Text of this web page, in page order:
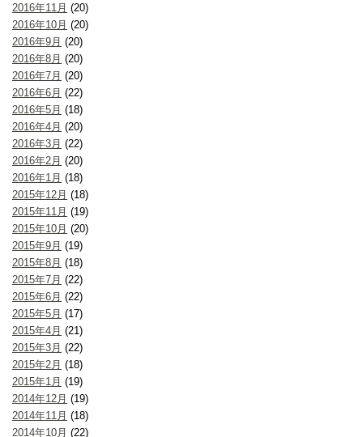
2016年11月 (20)
2016年10月 (20)
2016年9月 (20)
2016年8月 (20)
2016年7月 (20)
2016年6月 (22)
2016年5月 (18)
2016年4月 (20)
2016年3月 (22)
2016年2月 (20)
2016年1月 (18)
2015年12月 (18)
2015年11月 (19)
2015年10月 (20)
2015年9月 (19)
2015年8月 (18)
2015年7月 (22)
2015年6月 (22)
2015年5月 (17)
2015年4月 (21)
2015年3月 (22)
2015年2月 (18)
2015年1月 (19)
2014年12月 (19)
2014年11月 (18)
2014年10月 (22)